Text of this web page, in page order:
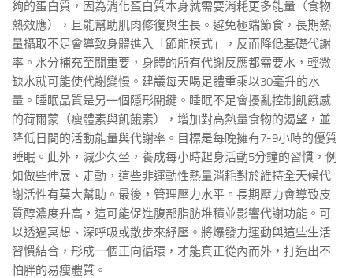
夠的蛋白質，因為消化蛋白質本身就需要消耗更多能量（食物
熱效應），且能幫助肌肉修復與生長。避免極端節食，長期熱
量攝取不足會導致身體進入「節能模式」，反而降低基礎代謝
率。水分補充至關重要，身體的所有代謝反應都需要水，輕微
缺水就可能使代謝變慢。建議每天喝足體重乘以30毫升的水
量。睡眠品質是另一個隱形關鍵。睡眠不足會擾亂控制飢餓感
的荷爾蒙（瘦體素與飢餓素），增加對高熱量食物的渴望，並
降低日間的活動能量與代謝率。目標是每晚擁有7-9小時的優質
睡眠。此外，減少久坐，養成每小時起身活動5分鐘的習慣，例
如做些伸展、走動，這些非運動性熱量消耗對於維持全天候代
謝活性有莫大幫助。最後，管理壓力水平。長期壓力會導致皮
質醇濃度升高，這可能促進腹部脂肪堆積並影響代謝功能。可
以透過冥想、深呼吸或散步來紓壓。將爆發力運動與這些生活
習慣結合，形成一個正向循環，才能真正從內而外，打造出不
怕胖的易瘦體質。